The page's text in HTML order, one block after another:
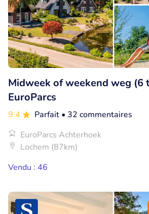
Midweek of weekend weg (6
EuroParcs
9.4 Parfait • 32 commentaires
EuroParcs Achterhoek
Lochem (87km)
Vendu : 46